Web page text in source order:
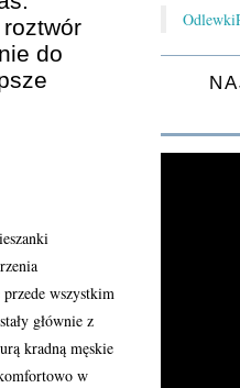
do
wszystkim
głównie z
kradną męskie
w